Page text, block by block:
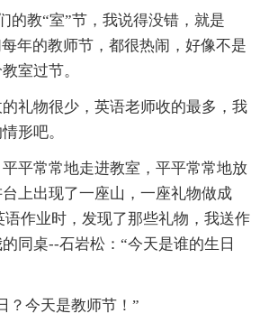
教“室”节，我说得没错，就是
年的教师节，都很热闹，好像不是
室过节。
物很少，英语老师收的最多，我
形吧。
常常地走进教室，平平常常地放
上出现了一座山，一座礼物做成
语作业时，发现了那些礼物，我送作
同桌--石岩松：“今天是谁的生日
今天是教师节！”